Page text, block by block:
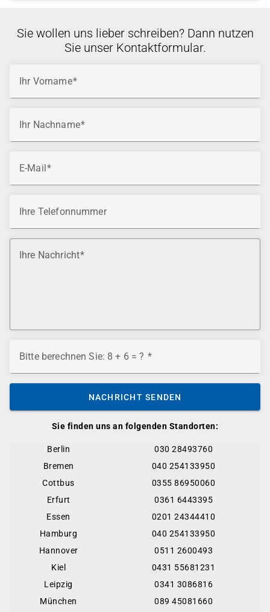
Sie finden uns an folgenden Standorten:
Berlin
030 28493760
Bremen
040 254133950
Cottbus
0355 86950060
Erfurt
0361 6443395
Essen
0201 24344410
Hamburg
040 254133950
Hannover
0511 2600493
Kiel
0431 55681231
Leipzig
0341 3086816
München
089 45081660
Sie wollen uns lieber schreiben? Dann nutzen
Sie unser Kontaktformular.
Ihr Vorname
Ihr Nachname
E-Mail
Ihre Telefonnummer
Ihre Nachricht
Bitte berechnen Sie: 8 + 6 = ?
NACHRICHT SENDEN